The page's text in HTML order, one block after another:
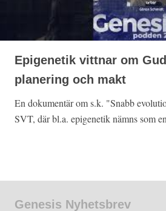
Epigenetik vittnar om
planering och makt
En dokumentär om s.k. "Snabb
SVT, där bl.a. epigenetik nämns som
Genesis Nyhetsbrev